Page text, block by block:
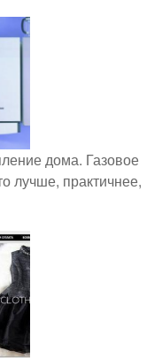
дома. Газовое
лучше, практичнее,